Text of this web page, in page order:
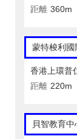
距離 360m
蒙特梭利國
香港上環普
距離 220m
貝智教育中